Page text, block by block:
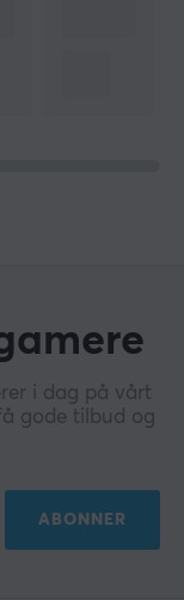
i dag på vårt
gode tilbud og
ABONNER